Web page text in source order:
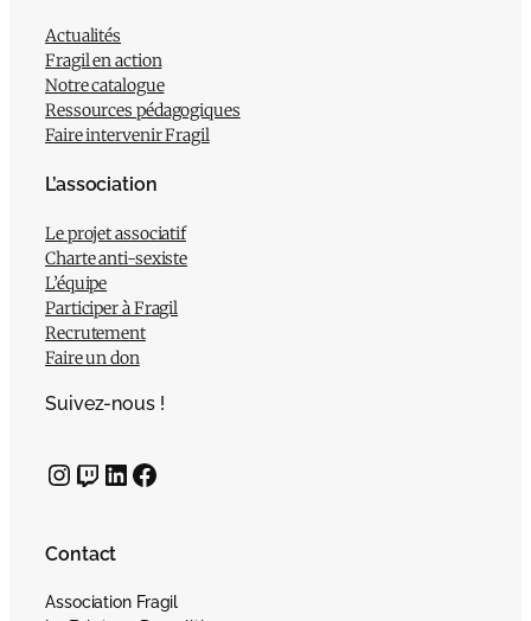
Actualités
Fragil en action
Notre catalogue
Ressources pédagogiques
Faire intervenir Fragil
L’association
Le projet associatif
Charte anti-sexiste
L’équipe
Participer à Fragil
Recrutement
Faire un don
Suivez-nous !
InstagramTwitch LinkedIn Facebook
Contact
Association Fragil